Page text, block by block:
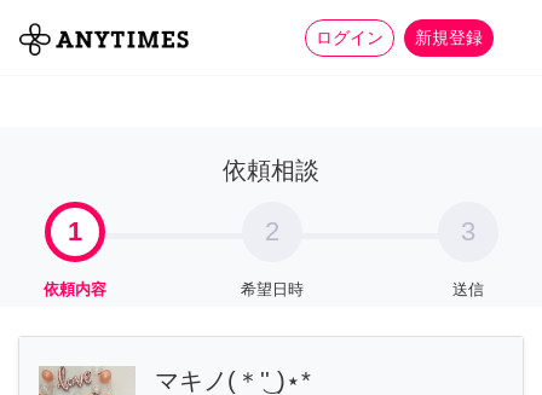
ログイン 新規登録
全て 家事 more_horiz
依頼相談
1
依頼内容
2
希望日時
3
送信
マキノ(＊'͜' )⋆*